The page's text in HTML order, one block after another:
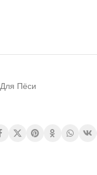
Для Пёси